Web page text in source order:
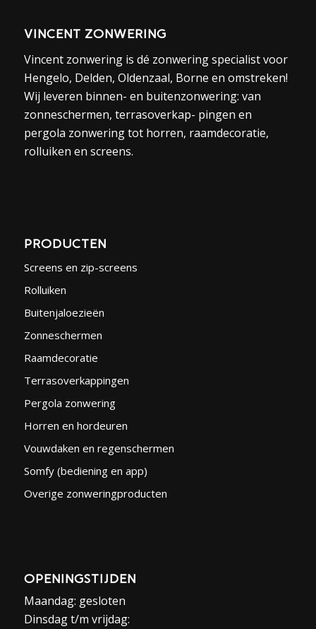
VINCENT ZONWERING
Vincent zonwering is dé zonwering specialist voor
Hengelo, Delden, Oldenzaal, Borne en omstreken!
Wij leveren binnen- en buitenzonwering: van
zonneschermen, terrasoverkap- pingen en
pergola zonwering tot horren, raamdecoratie,
rolluiken en screens.
PRODUCTEN
Screens en zip-screens
Rolluiken
Buitenjaloezieën
Zonneschermen
Raamdecoratie
Terrasoverkappingen
Pergola zonwering
Horren en hordeuren
Vouwdaken en regenschermen
Somfy (bediening en app)
Overige zonweringproducten
OPENINGSTIJDEN
Maandag: gesloten
Dinsdag t/m vrijdag: